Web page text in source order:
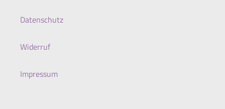
Datenschutz
Widerruf
Impressum